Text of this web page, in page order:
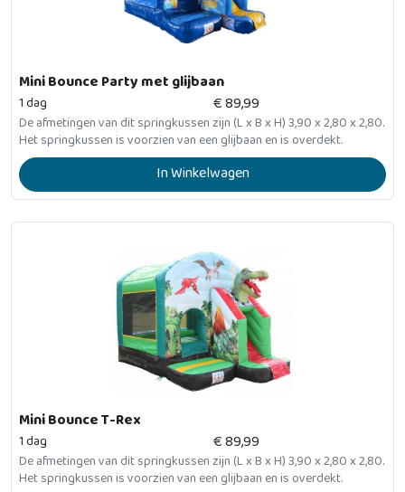
Mini Bounce Party met glijbaan
1 dag €89,99
De afmetingen van dit springkussen zijn (L x B x H) 3,90 x 2,80 x 2,80.
Het springkussen is voorzien van een glijbaan en is overdekt.
In Winkelwagen
Mini Bounce T-Rex
1 dag €89,99
De afmetingen van dit springkussen zijn (L x B x H) 3,90 x 2,80 x 2,80.
Het springkussen is voorzien van een glijbaan en is overdekt.